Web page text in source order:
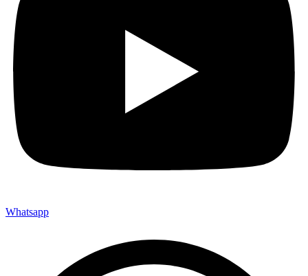
Whatsapp